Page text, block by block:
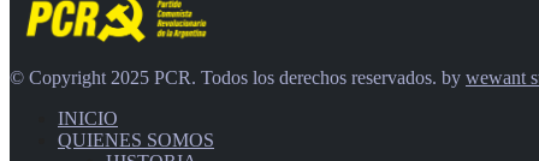
© Copyright 2025 PCR. Todos los derechos reservados. by wewant
INICIO
QUIENES SOMOS